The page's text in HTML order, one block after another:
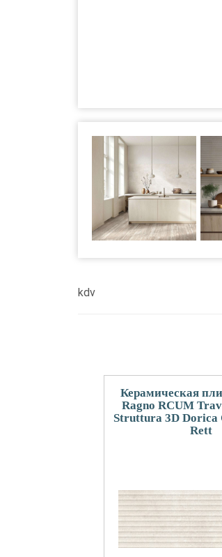
kdv
Керамическая
Ragno RCUM
Struttura 3D Dorica
Rett